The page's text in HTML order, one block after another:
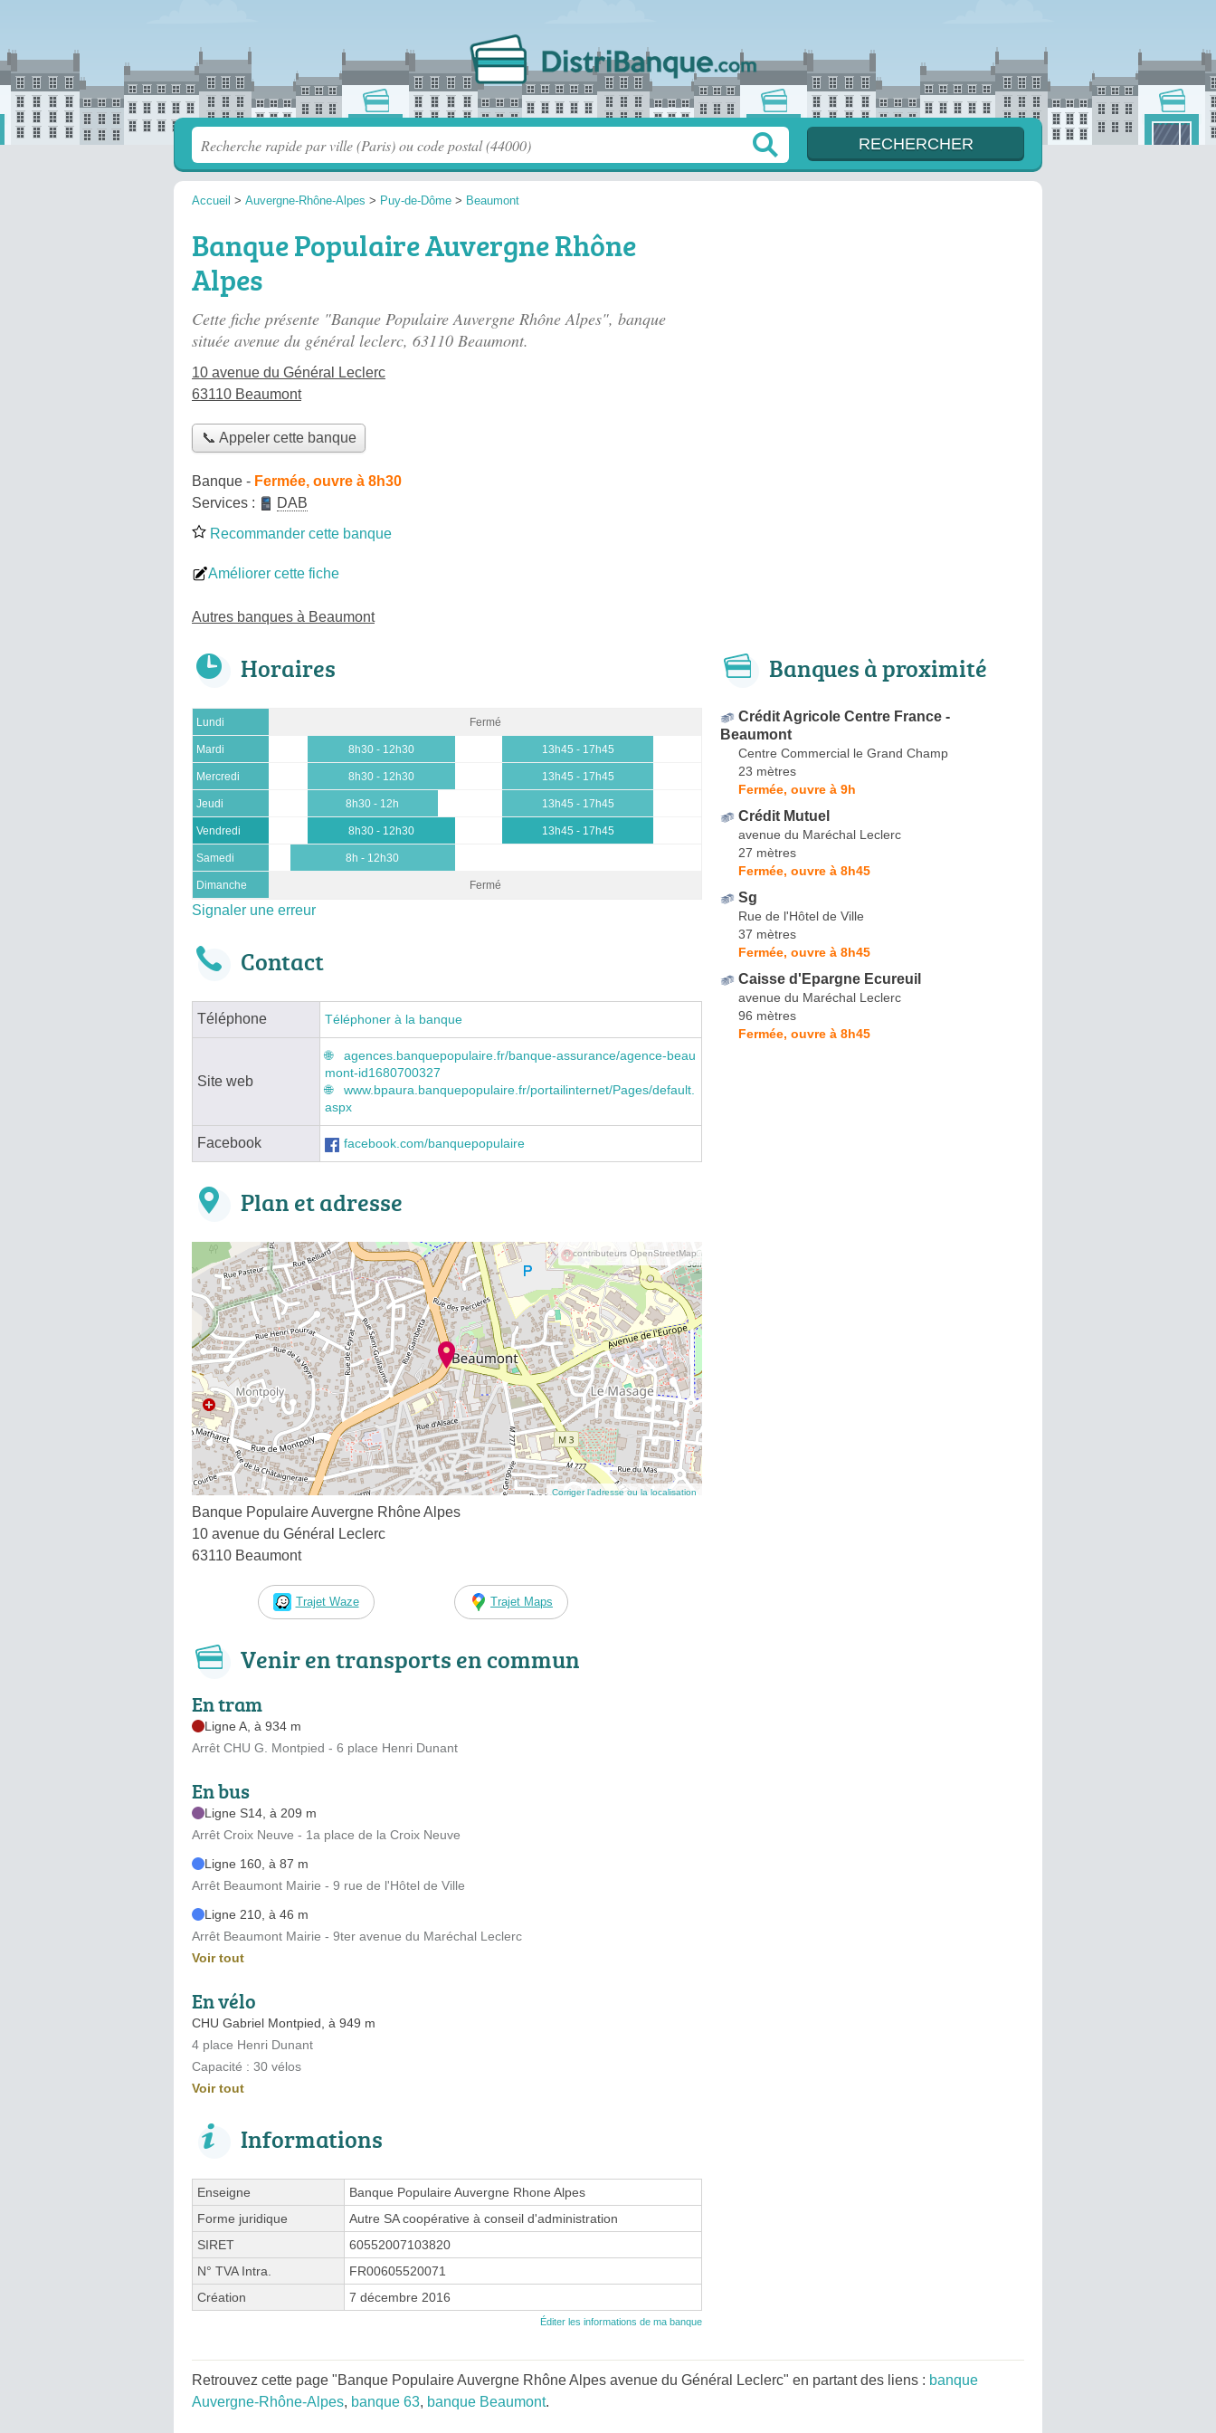
Accueil > Auvergne-Rhône-Alpes > Puy-de-Dôme > Beaumont
Banque Populaire Auvergne Rhône
Alpes
Cette fiche présente "Banque Populaire Auvergne Rhône Alpes", banque
située avenue du général leclerc, 63110 Beaumont.
10 avenue du Général Leclerc
63110 Beaumont
📞 Appeler cette banque
Banque - Fermée, ouvre à 8h30
Services :
DAB
Recommander cette banque
Améliorer cette fiche
Autres banques à Beaumont
Horaires
Lundi Fermé
Mardi 8h30 - 12h30 13h45 - 17h45
Mercredi 8h30 - 12h30 13h45 - 17h45
Jeudi 8h30 - 12h 13h45 - 17h45
Vendredi 8h30 - 12h30 13h45 - 17h45
Samedi 8h - 12h30
Dimanche Fermé
Signaler une erreur
Contact
Téléphone Téléphoner à la banque
Site web
agences.banquepopulaire.fr/banque-assurance/agence-beau
mont-id1680700327
www.bpaura.banquepopulaire.fr/portailinternet/Pages/default.
aspx
Facebook facebook.com/banquepopulaire
Plan et adresse
© contributeurs OpenStreetMap
Corriger l’adresse ou la localisation
Banque Populaire Auvergne Rhône Alpes
10 avenue du Général Leclerc
63110 Beaumont
Trajet Waze Trajet Maps
Venir en transports en commun
En tram
Ligne A, à 934 m
Arrêt CHU G. Montpied - 6 place Henri Dunant
En bus
Ligne S14, à 209 m
Arrêt Croix Neuve - 1a place de la Croix Neuve
Ligne 160, à 87 m
Arrêt Beaumont Mairie - 9 rue de l'Hôtel de Ville
Ligne 210, à 46 m
Arrêt Beaumont Mairie - 9ter avenue du Maréchal Leclerc
Voir tout
En vélo
CHU Gabriel Montpied, à 949 m
4 place Henri Dunant
Capacité : 30 vélos
Voir tout
Informations
Enseigne
Banque Populaire Auvergne Rhone Alpes
Forme juridique
Autre SA coopérative à conseil d'administration
SIRET
60552007103820
N° TVA Intra.
FR00605520071
Création
7 décembre 2016
Éditer les informations de ma banque
Banques à proximité
Crédit Agricole Centre France -
Beaumont
Centre Commercial le Grand Champ
23 mètres
Fermée, ouvre à 9h
Crédit Mutuel
avenue du Maréchal Leclerc
27 mètres
Fermée, ouvre à 8h45
Sg
Rue de l'Hôtel de Ville
37 mètres
Fermée, ouvre à 8h45
Caisse d'Epargne Ecureuil
avenue du Maréchal Leclerc
96 mètres
Fermée, ouvre à 8h45
Retrouvez cette page "Banque Populaire Auvergne Rhône Alpes avenue du Général Leclerc" en partant des liens : banque
Auvergne-Rhône-Alpes, banque 63, banque Beaumont.